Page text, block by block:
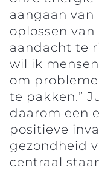
aangaan
oplossen
aandacht te
wil ik
om
te pakken.”
daarom een
positieve
gezondheid
centraal